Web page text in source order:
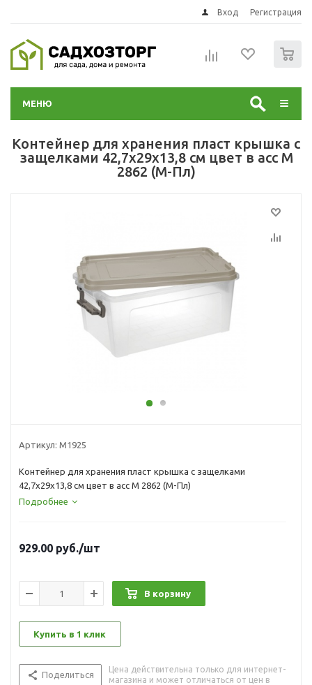
Вход Регистрация
МЕНЮ
Контейнер для хранения пласт крышка с
защелками 42,7х29х13,8 см цвет в асс М
2862 (М-Пл)
Артикул: М1925
Контейнер для хранения пласт крышка с защелками
42,7х29х13,8 см цвет в асс М 2862 (М-Пл)
Подробнее
929.00 руб./шт
В корзину
Купить в 1 клик
Поделиться
Цена действительна только для интернет-
магазина и может отличаться от цен в